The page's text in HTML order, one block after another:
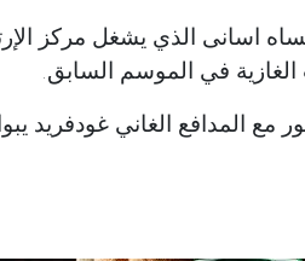
اسانى الذي يشغل مركز
في الموسم السابق.
مع المدافع الغاني غودفريد